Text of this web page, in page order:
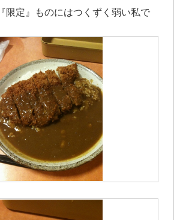
限定』ものにはつくずく弱い私で